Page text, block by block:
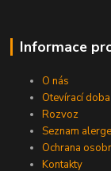
Informace
O nás
Otevírací doba
Rozvoz
Seznam
Ochrana
Kontakty